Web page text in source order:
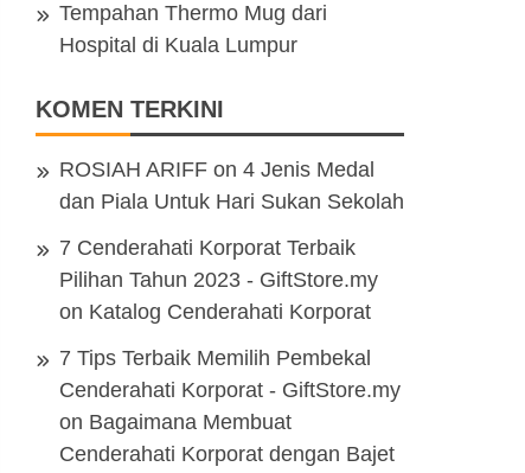
Tempahan Thermo Mug dari
Hospital di Kuala Lumpur
KOMEN TERKINI
ROSIAH ARIFF on 4 Jenis Medal
dan Piala Untuk Hari Sukan Sekolah
7 Cenderahati Korporat Terbaik
Pilihan Tahun 2023 - GiftStore.my
on Katalog Cenderahati Korporat
7 Tips Terbaik Memilih Pembekal
Cenderahati Korporat - GiftStore.my
on Bagaimana Membuat
Cenderahati Korporat dengan Bajet